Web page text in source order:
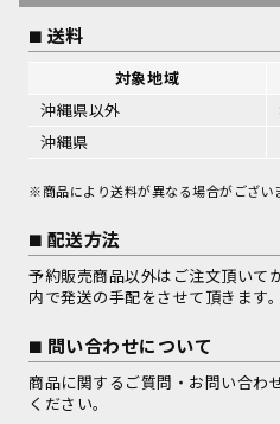
送料
対象地域
沖縄県以外
沖縄県
※商品により送料が異なる場合がござい
配送方法
予約販売商品以外はご注文頂いて
内で発送の手配をさせて頂きます。
問い合わせについて
商品に関するご質問・お問い合わ
ください。